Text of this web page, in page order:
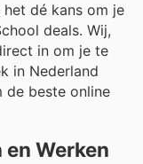
dé kans om je
deals. Wij,
in om je te
in Nederland
de beste online
Werken